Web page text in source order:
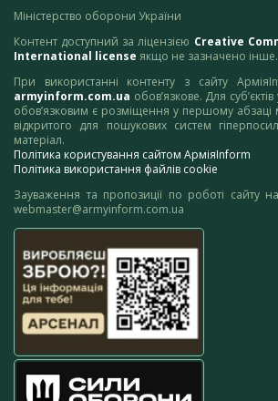
Міністерство оборони України
Контент доступний за ліцензією Creative
International license якщо не зазначено інше.
При використанні контенту з сайту
armyinform.com.ua обов’язкове. Для
обов’язковим є розміщення у першому абзаці
відкритого для пошукових систем
матеріал.
Політика користування сайтом АрміяInform
Політика використання файлів cookie
Зауваження та пропозиції по роботі сайту
webmaster@armyinform.com.ua